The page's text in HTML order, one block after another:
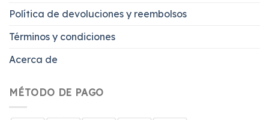
Política de devoluciones y reembolsos
Términos y condiciones
Acerca de
MÉTODO DE PAGO